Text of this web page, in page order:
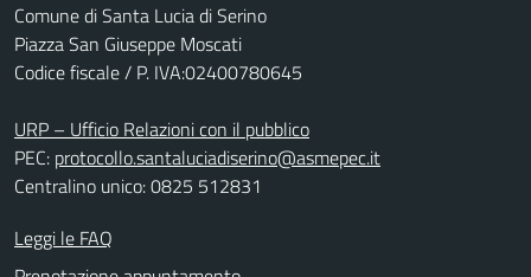
Comune di Santa Lucia di Serino
Piazza San Giuseppe Moscati
Codice fiscale / P. IVA:02400780645
URP – Ufficio Relazioni con il pubblico
PEC: protocollo.santaluciadiserino@asmepec.it
Centralino unico: 0825 512831
Leggi le FAQ